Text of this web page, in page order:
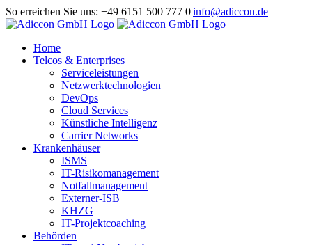
Zum
Inhalt
So erreichen Sie uns: +49 6151 500 777 0|info@adiccon.de
Xing
LinkedIn
Facebook
YouTube
Home
Telcos & Enterprises
Serviceleistungen
Netzwerktechnologien
DevOps
Cloud Services
Künstliche Intelligenz
Carrier Networks
Krankenhäuser
ISMS
IT-Risikomanagement
Notfallmanagement
Externer-ISB
KHZG
IT-Projektcoaching
Behörden